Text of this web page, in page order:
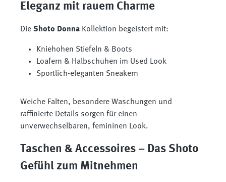
Eleganz mit rauem Charme
Die Shoto Donna Kollektion begeistert mit:
Kniehohen Stiefeln & Boots
Loafern & Halbschuhen im Used Look
Sportlich-eleganten Sneakern
Weiche Falten, besondere Waschungen und
raffinierte Details sorgen für einen
unverwechselbaren, femininen Look.
Taschen & Accessoires – Das Shoto
Gefühl zum Mitnehmen